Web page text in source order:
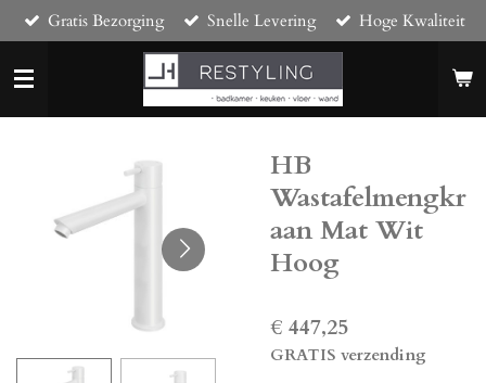
Ga
direct
naar
de
hoofdinhoud
Gratis Bezorging Snelle Levering Hoge Kwaliteit
HB
Wastafelmengkr
aan Mat Wit
Hoog
€ 447,25
GRATIS verzending